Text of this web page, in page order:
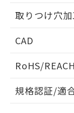
取りつけ穴
CAD
ドすること
RoHS/
EU RoHS 注意
規格認証/適
※当
の
EU RoHS
ものでは
また、
物質の対
荷製品に
欄に対応